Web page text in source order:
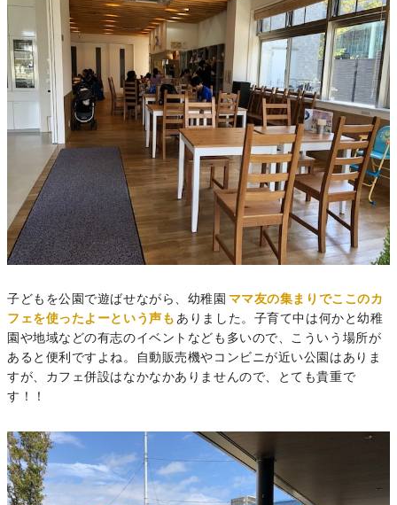
子どもを公園で遊ばせながら、幼稚園 ママ友の集まりでここのカ
フェを使ったよーという声も ありました。子育て中は何かと幼稚
園や地域などの有志のイベントなども多いので、こういう場所が
あると便利ですよね。自動販売機やコンビニが近い公園はありま
すが、カフェ併設はなかなかありませんので、とても貴重で
す！！